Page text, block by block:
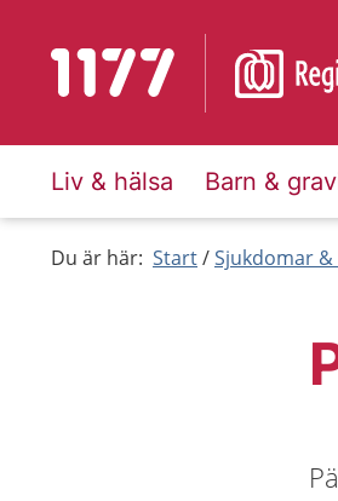
Till startsidan för 1177
Liv & hälsa Barn &
Du är här: Start Sjukdomar